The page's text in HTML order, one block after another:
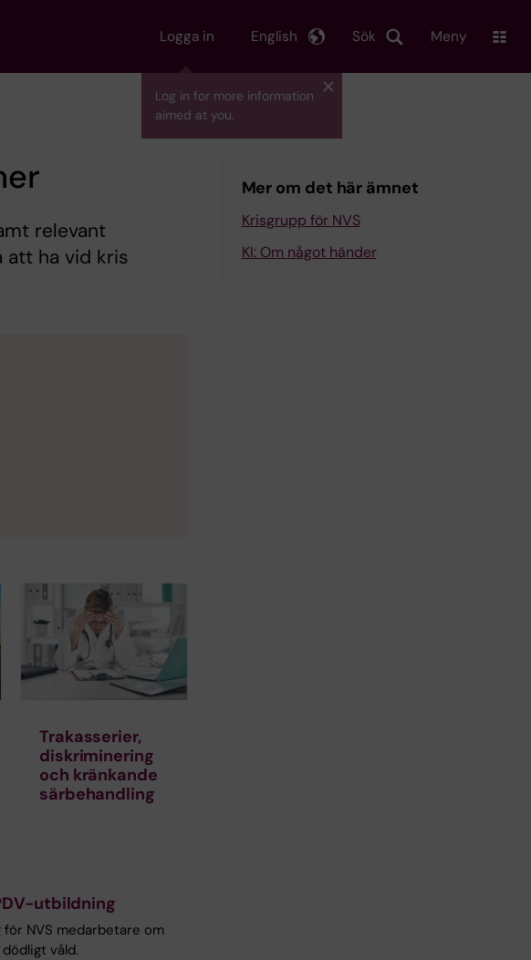
Logga in
Log in for more information
aimed at you.
Sök
English Meny
relevant
att ha vid kris
Trakasserier,
diskriminering
och kränkande
särbehandling
utbildning
för NVS medarbetare om
våld.
Mer om det här ämnet
Krisgrupp för NVS
KI: Om något händer